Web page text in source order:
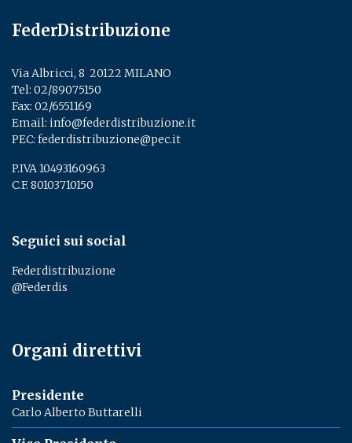
FederDistribuzione
Via Albricci, 8 ­ 20122 MILANO
Tel: 02/89075150
Fax: 02/6551169
Email: info@federdistribuzione.it
PEC: federdistribuzione@pec.it
P.IVA 10493160963
C.F. 80103710150
Seguici sui social
Federdistribuzione
@Federdis
Organi direttivi
Presidente
Carlo Alberto Buttarelli